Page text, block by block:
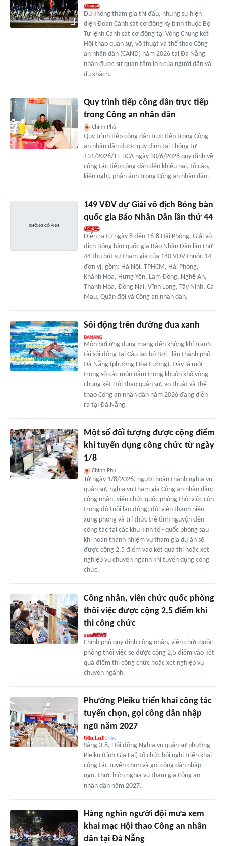
Dù không tham gia thi đấu, nhưng sự hiện
diện Đoàn Cảnh sát cơ động Kỵ binh thuộc Bộ
Tư lệnh Cảnh sát cơ động tại Vòng Chung kết
Hội thao quân sự, võ thuật và thể thao Công
an nhân dân (CAND) năm 2026 tại Đà Nẵng
nhận được sự quan tâm lớn của người dân và
du khách.
Quy trình tiếp công dân trực tiếp
trong Công an nhân dân
Chính Phủ
Quy trình tiếp công dân trực tiếp trong Công
an nhân dân được quy định tại Thông tư
131/2026/TT-BCА ngày 30/6/2026 quy định về
công tác tiếp công dân đến khiếu nại, tố cáo,
kiến nghị, phản ánh trong Công an nhân dân.
149 VĐV dự Giải vô địch Bóng bàn
quốc gia Báo Nhân Dân lần thứ 44
Diễn ra từ ngày 8 đến 16-8 Hải Phòng, Giải vô
địch Bóng bàn quốc gia Báo Nhân Dân lần thứ
44 thu hút sự tham gia của 140 VĐV thuộc 14
đơn vị, gồm: Hà Nội, TPHCM, Hải Phòng,
Khánh Hòa, Hưng Yên, Lâm Đồng, Nghệ An,
Thanh Hóa, Đồng Nai, Vĩnh Long, Tây Ninh, Cà
Mau, Quân đội và Công an nhân dân.
Sôi động trên đường đua xanh
Môn bơi ứng dụng mang đến không khí tranh
tài sôi động tại Câu lạc bộ Bơi - lặn thành phố
Đà Nẵng (phường Hòa Cường). Đây là một
trong số các môn nằm trong khuôn khổ vòng
chung kết Hội thao quân sự, võ thuật và thể
thao Công an nhân dân năm 2026 đang diễn
ra tại Đà Nẵng.
Một số đối tượng được cộng điểm
khi tuyển dụng công chức từ ngày
1/8
Chính Phủ
Từ ngày 1/8/2026, người hoàn thành nghĩa vụ
quân sự, nghĩa vụ tham gia Công an nhân dân;
công nhân, viên chức quốc phòng thôi việc còn
trong độ tuổi lao động; đội viên thanh niên
xung phong và trí thức trẻ tình nguyện đến
công tác tại các khu kinh tế - quốc phòng sau
khi hoàn thành nhiệm vụ tham gia dự án sẽ
được cộng 2,5 điểm vào kết quả thi hoặc xét
nghiệp vụ chuyên ngành khi tuyển dụng công
chức.
Công nhân, viên chức quốc phòng
thôi việc được cộng 2,5 điểm khi
thi công chức
Chính phủ quy định công nhân, viên chức quốc
phòng thôi việc sẽ được cộng 2,5 điểm vào kết
quả điểm thi công chức hoặc xét nghiệp vụ
chuyên ngành.
Phường Pleiku triển khai công tác
tuyển chọn, gọi công dân nhập
ngũ năm 2027
Sáng 3-8, Hội đồng Nghĩa vụ quân sự phường
Pleiku (tỉnh Gia Lai) tổ chức hội nghị triển khai
công tác tuyển chọn và gọi công dân nhập
ngũ, thực hiện nghĩa vụ tham gia Công an
nhân dân năm 2027.
Hàng nghìn người đội mưa xem
khai mạc Hội thao Công an nhân
dân tại Đà Nẵng